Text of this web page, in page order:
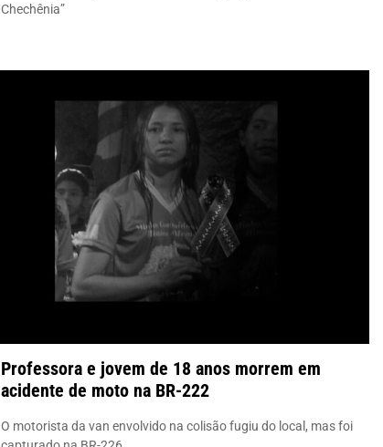
Chechênia”
Professora e jovem de 18 anos morrem em
acidente de moto na BR-222
O motorista da van envolvido na colisão fugiu do local, mas foi